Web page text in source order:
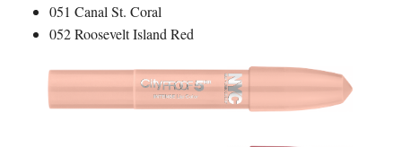
051 Canal St. Coral
052 Roosevelt Island Red